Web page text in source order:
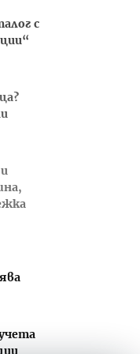
с